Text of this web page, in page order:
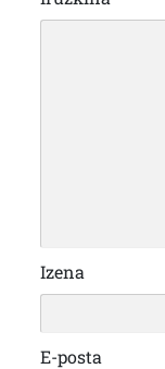
Izena
E-posta